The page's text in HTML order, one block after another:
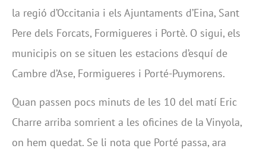
la regió d’Occitania i els Ajuntaments d’Eina, Sant
Pere dels Forcats, Formigueres i Portè. O sigui, els
municipis on se situen les estacions d’esquí de
Cambre d’Ase, Formigueres i Porté-Puymorens.
Quan passen pocs minuts de les 10 del matí Eric
Charre arriba somrient a les oficines de la Vinyola,
on hem quedat. Se li nota que Porté passa, ara